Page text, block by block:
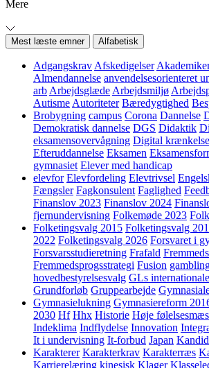
Mere
Mest læste emner Alfabetisk
Adgangskrav Afskedigelser
Almendannelse anvendelsesorienteret
arb Arbejdsglæde Arbejdsmiljø
Autisme Autoriteter Bæredygtighed
Brobygning campus Corona Dannelse
Demokratisk dannelse DGS Didaktik
eksamensovervågning Digital krænkelse
Efteruddannelse Eksamen
gymnasiet Elever med handicap
elevfor Elevfordeling Elevtrivsel
Fængsler Fagkonsulent Faglighed
Finanslov 2023 Finanslov 2024
fjernundervisning Folkemøde 2023
Folketingsvalg 2015 Folketingsvalg
2022 Folketingsvalg 2026 Forsvaret i
Forsvarsstudieretning Frafald
Fremmedsprogsstrategi Fusion
hovedbestyrelsesvalg GLs
Grundforløb Gruppearbejde
Gymnasielukning Gymnasiereform
2030 Hf Hhx Historie Høje
Indeklima Indflydelse Innovation
It i undervisning It-forbud Japan
Karakterer Karakterkrav Karakterræs
Karrierelæring kinesisk Klager